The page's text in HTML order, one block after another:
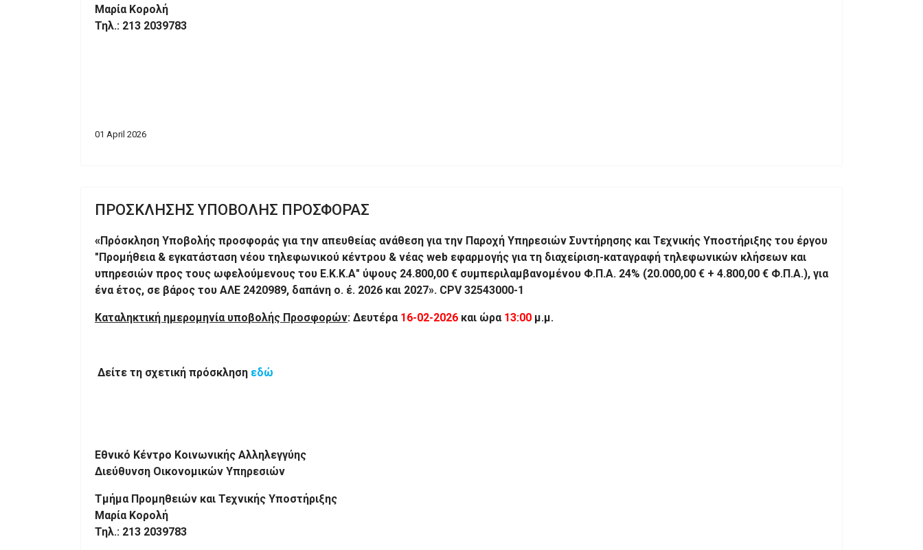
Μαρία Κορολή
Τηλ.: 213 2039783
01 April 2026
ΠΡΟΣΚΛΗΣΗΣ ΥΠΟΒΟΛΗΣ ΠΡΟΣΦΟΡΑΣ
«Πρόσκληση Υποβολής προσφοράς για την απευθείας ανάθεση για την Παροχή Υπηρεσιών Συντήρησης και Τεχνικής Υποστήριξης του έργου
"Προμήθεια & εγκατάσταση νέου τηλεφωνικού κέντρου & νέας web εφαρμογής για τη διαχείριση-καταγραφή τηλεφωνικών κλήσεων και
υπηρεσιών προς τους ωφελούμενους του Ε.Κ.Κ.Α" ύψους 24.800,00 € συμπεριλαμβανομένου Φ.Π.Α. 24% (20.000,00 € + 4.800,00 € Φ.Π.Α.), για
ένα έτος, σε βάρος του ΑΛΕ 2420989, δαπάνη ο. έ. 2026 και 2027». CPV 32543000-1
Καταληκτική ημερομηνία υποβολής Προσφορών: Δευτέρα 16-02-2026 και ώρα 13:00 μ.μ.
Δείτε τη σχετική πρόσκληση εδώ
Εθνικό Κέντρο Κοινωνικής Αλληλεγγύης
Διεύθυνση Οικονομικών Υπηρεσιών
Τμήμα Προμηθειών και Τεχνικής Υποστήριξης
Μαρία Κορολή
Τηλ.: 213 2039783